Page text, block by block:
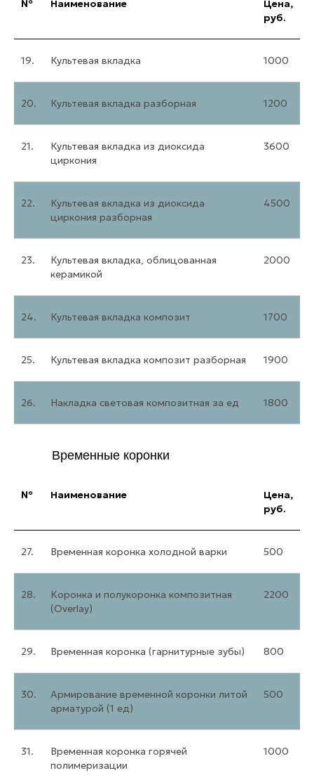
№ Наименование
Цена,
руб.
19. Культевая вкладка 1000
20. Культевая вкладка разборная 1200
21.
Культевая вкладка из диоксида
циркония
3600
22.
Культевая вкладка из диоксида
циркония разборная
4500
23.
Культевая вкладка, облицованная
керамикой
2000
24. Культевая вкладка композит 1700
25. Культевая вкладка композит разборная 1900
26. Накладка световая композитная за ед 1800
Временные коронки
№ Наименование
Цена,
руб.
27. Временная коронка холодной варки 500
28.
Коронка и полукоронка композитная
(Overlay)
2200
29. Временная коронка (гарнитурные зубы) 800
30.
Армирование временной коронки литой
арматурой (1 ед)
500
31.
Временная коронка горячей
полимеризации
1000